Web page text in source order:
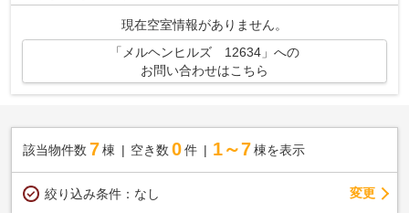
現在空室情報がありません。
「メルヘンヒルズ 12634」への
お問い合わせはこちら
該当物件数 7棟 空き数 0 件 1～7 棟を表示
絞り込み条件： なし 変更